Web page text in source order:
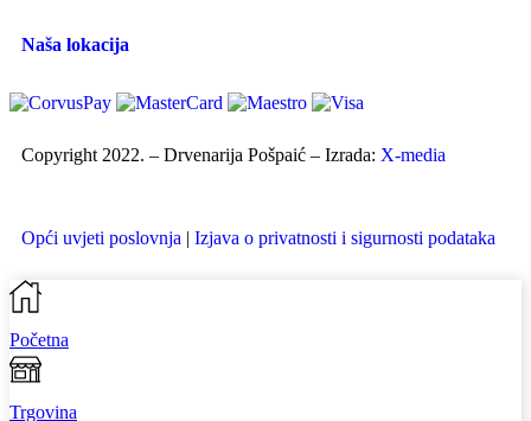
Naša lokacija
Copyright 2022. – Drvenarija Pošpaić – Izrada: X-media
Opći uvjeti poslovnja | Izjava o privatnosti i sigurnosti podataka
Početna
Trgovina